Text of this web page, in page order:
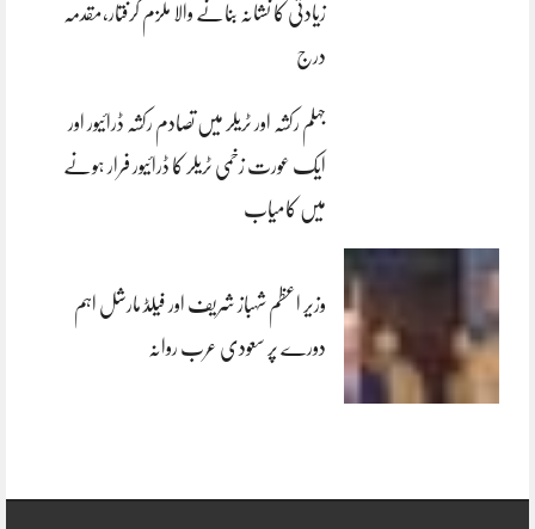
زیادتی کا نشانہ بنانے والا ملزم گرفتار،مقدمہ
درج
جہلم رکشہ اور ٹریلر میں تصادم رکشہ ڈرائیور اور
ایک عورت زخمی ٹریلر کا ڈرائیور فرار ہونے
میں کامیاب
وزیر اعظم شہباز شریف اور فیلڈ مارشل اہم
دورے پر سعودی عرب روانہ